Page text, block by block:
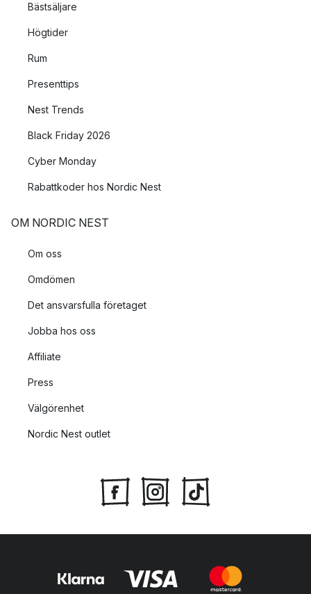
Bästsäljare
Högtider
Rum
Presenttips
Nest Trends
Black Friday 2026
Cyber Monday
Rabattkoder hos Nordic Nest
OM NORDIC NEST
Om oss
Omdömen
Det ansvarsfulla företaget
Jobba hos oss
Affiliate
Press
Välgörenhet
Nordic Nest outlet